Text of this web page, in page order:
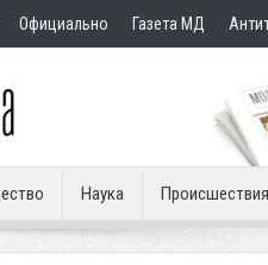
Официально Газета МД
Наука Происшествия